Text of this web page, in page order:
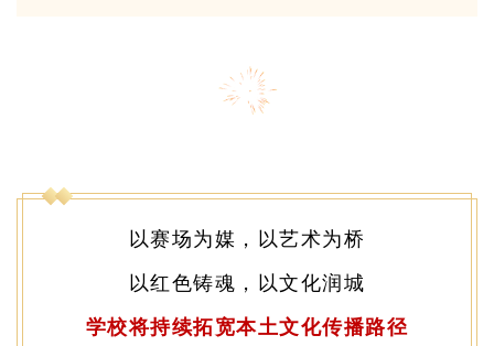
以赛场为媒，以艺术为桥
以红色铸魂，以文化润城
学校将持续拓宽本土文化传播路径